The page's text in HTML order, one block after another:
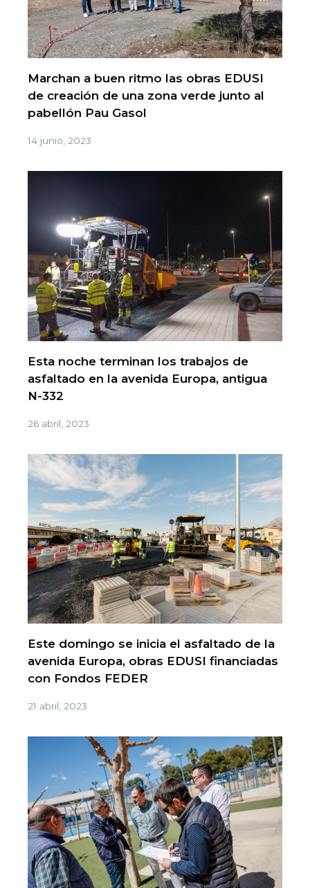
Marchan a buen ritmo las obras EDUSI
de creación de una zona verde junto al
pabellón Pau Gasol
14 junio, 2023
Esta noche terminan los trabajos de
asfaltado en la avenida Europa, antigua
N-332
26 abril, 2023
Este domingo se inicia el asfaltado de la
avenida Europa, obras EDUSI financiadas
con Fondos FEDER
21 abril, 2023